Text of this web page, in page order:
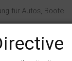
für Autos, Boote
ein europaweit